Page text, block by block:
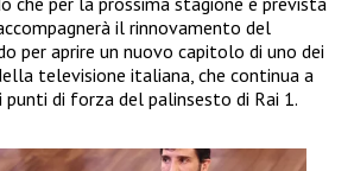
il rinnovamento del
per aprire un nuovo capitolo di uno dei
televisione italiana, che continua a
punti di forza del palinsesto di Rai 1.